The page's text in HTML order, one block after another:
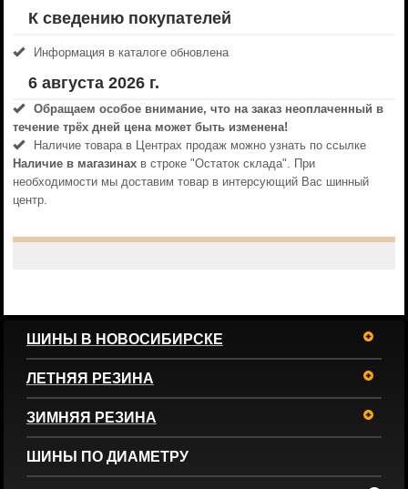
К сведению покупателей
Информация в каталоге обновлена
6 августа 2026 г.
Обращаем особое внимание, что на заказ неоплаченный в
течениe трёх дней цена может быть изменена!
Наличие товара в Центрах продаж можно узнать по ссылке
Наличие в магазинахв строке "Остаток склада". При
необходимости мы доставим товар в интерсующий Вас шинный
центр.
ШИНЫ В НОВОСИБИРСКЕ
ЛЕТНЯЯ РЕЗИНА
ЗИМНЯЯ РЕЗИНА
ШИНЫ ПО ДИАМЕТРУ